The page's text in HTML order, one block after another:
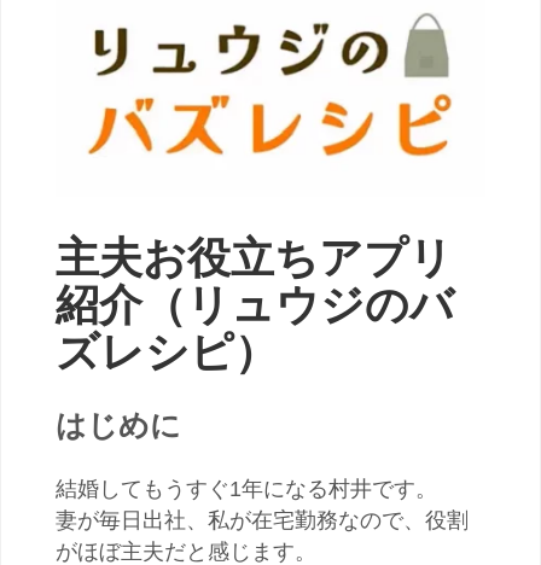
主夫お役立ちアプリ
紹介（リュウジのバ
ズレシピ）
はじめに
結婚してもうすぐ1年になる村井です。
妻が毎日出社、私が在宅勤務なので、役割
がほぼ主夫だと感じます。